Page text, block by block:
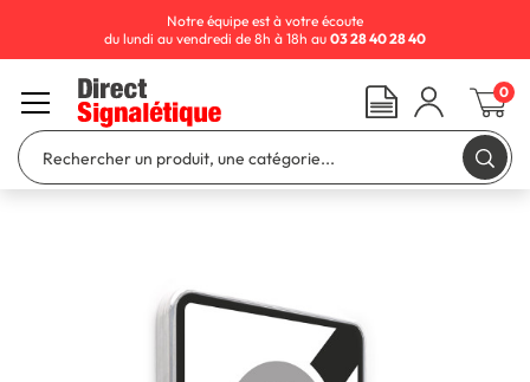
Notre équipe est à votre écoute
du lundi au vendredi de 8h à 18h au 03 28 40 28 40
0